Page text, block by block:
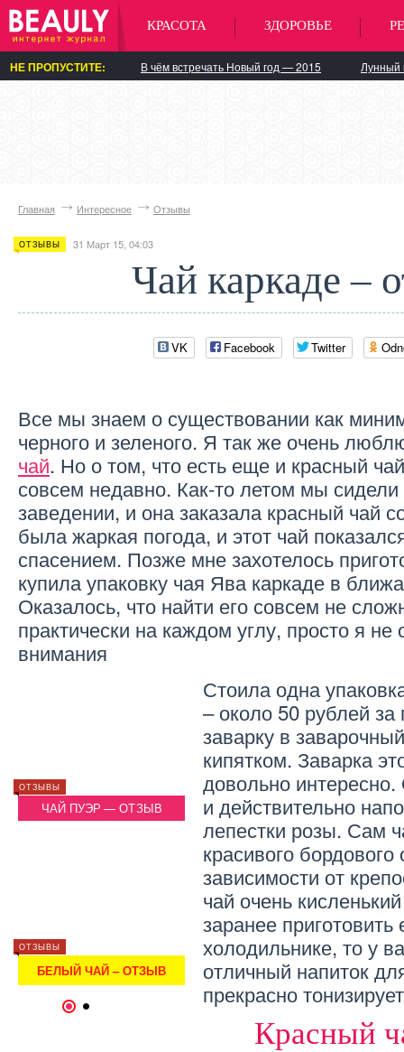
КРАСОТА ЗДОРОВЬЕ
НЕ ПРОПУСТИТЕ: В чём встречать Новый год — 2015 Лунный
Главная Интересное Отзывы
ОТЗЫВЫ 31 Март 15, 04:03
Чай каркаде –
VK Facebook Twitter
Все мы знаем о существовании как
черного и зеленого. Я так же очень
чай. Но о том, что есть еще и красный
совсем недавно. Как-то летом мы
заведении, и она заказала красный чай
была жаркая погода, и этот чай
спасением. Позже мне захотелось
купила упаковку чая Ява каркаде в
Оказалось, что найти его совсем не
практически на каждом углу, просто я
внимания
ОТЗЫВЫ
ЧАЙ ПУЭР — ОТЗЫВ
ОТЗЫВЫ
БЕЛЫЙ ЧАЙ – ОТЗЫВ
ЗЕЛЕНЫЙ КОФЕ ДЛЯ
ПОХУДЕНИЯ — ОТЗЫВ
ОТЗЫВЫ
МОНАСТЫРСКИЙ ЧАЙ –
ОТЗЫВ
ОТЗЫВЫ
ОТЗЫВЫ
Стоила одна
– около 50 рублей
заварку в
кипятком. Заварка
довольно
и действительно
лепестки розы. Сам
красивого бордового
зависимости от
чай очень
заранее приготовить
холодильнике, то у
отличный напиток
прекрасно
Красный